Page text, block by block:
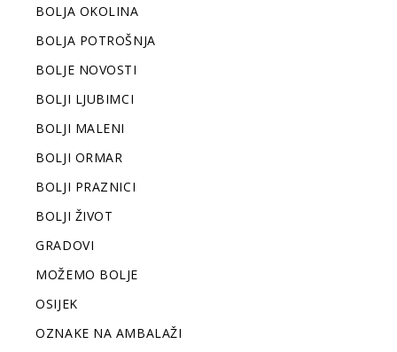
BOLJA OKOLINA
BOLJA POTROŠNJA
BOLJE NOVOSTI
BOLJI LJUBIMCI
BOLJI MALENI
BOLJI ORMAR
BOLJI PRAZNICI
BOLJI ŽIVOT
GRADOVI
MOŽEMO BOLJE
OSIJEK
OZNAKE NA AMBALAŽI